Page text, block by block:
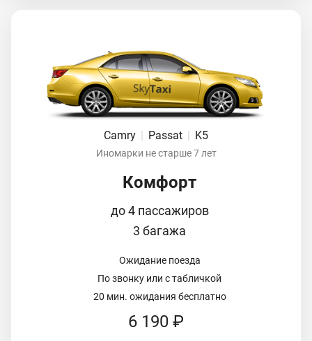
Camry Passat K5
Иномарки не старше 7 лет
Комфорт
до 4 пассажиров
3 багажа
Ожидание поезда
По звонку или с табличкой
20 мин. ожидания бесплатно
6 190 ₽